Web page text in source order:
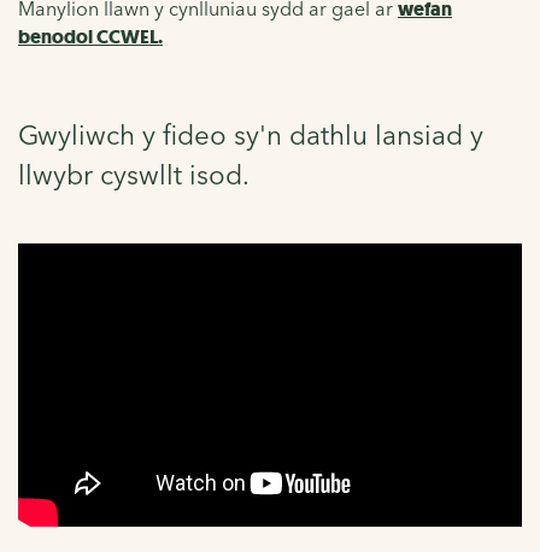
Manylion llawn y cynlluniau sydd ar gael ar wefan
benodol CCWEL.
Gwyliwch y fideo sy'n dathlu lansiad y
llwybr cyswllt isod.